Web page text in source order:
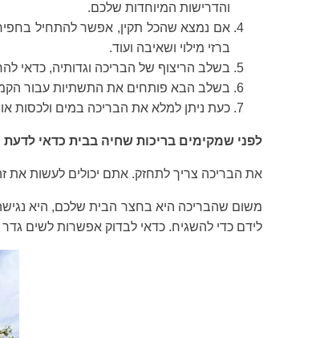
והדרישות המיוחדות שלכם.
אם נמצא שהכל תקין, אפשר להתחיל
ברזי מילוי ושאיבה ועוד.
בשלב הריצוף של הבריכה וגדותיה, כדאי
בשלב הבא פותחים את התשתיות עבור
כעת ניתן למלא את הבריכה במים ולכסות
לפני שמקימים בריכות שחיה בבית כדאי
את הבריכה צריך לתחזק. אתם יכולים לעשות את
משום שהבריכה היא בחצר הבית שלכם, היא
לידם כדי להשגיח. כדאי לבדוק אפשרות לשים גדר